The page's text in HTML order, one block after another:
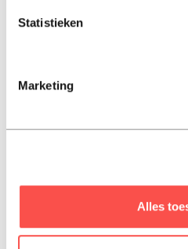
Statistieken
Marketing
Alles
je hoe je het hele jaar door
kunt telen. Duurzaam, gezond
· 40 praktische, eenvoudige
hacks